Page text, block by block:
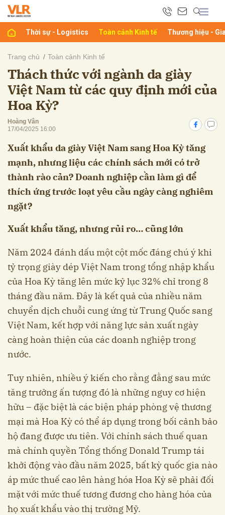
Thời sự - Logistics Toàn cảnh Kinh tế Thương hiệu -
Trang chủ Toàn cảnh Kinh tế
Thách thức với ngành da giày
Việt Nam từ các quy định mới của
Hoa Kỳ?
Hoàng Vân
17/04/2025 16:00
Xuất khẩu da giày Việt Nam sang Hoa Kỳ tăng
mạnh, nhưng liệu các chính sách mới có trở
thành rào cản? Doanh nghiệp cần làm gì để
thích ứng trước loạt yêu cầu ngày càng nghiêm
ngặt?
Xuất khẩu tăng, nhưng rủi ro… cũng lớn
Năm 2024 đánh dấu một cột mốc đáng chú ý khi
tỷ trọng giày dép Việt Nam trong tổng nhập khẩu
của Hoa Kỳ tăng lên mức kỷ lục 32% chỉ trong 8
tháng đầu năm. Đây là kết quả của nhiều năm
chuyển dịch chuỗi cung ứng từ Trung Quốc sang
Việt Nam, kết hợp với năng lực sản xuất ngày
càng hoàn thiện của các doanh nghiệp trong
nước.
Tuy nhiên, nhiều ý kiến cho rằng đằng sau mức
tăng trưởng ấn tượng đó là những nguy cơ hiện
hữu – đặc biệt là các biện pháp phòng vệ thương
mại mà Hoa Kỳ có thể áp dụng trong bối cảnh bảo
hộ đang được ưu tiên. Với chính sách thuế quan
mà chính quyền Tổng thống Donald Trump tái
khởi động vào đầu năm 2025, bất kỳ quốc gia nào
áp mức thuế cao lên hàng hóa Hoa Kỳ sẽ phải đối
mặt với mức thuế tương đương cho hàng hóa của
họ xuất khẩu vào thị trường Mỹ.
luận
Hủy